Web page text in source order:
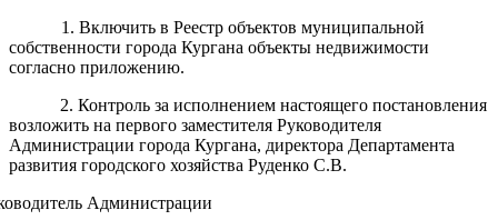
1. Включить в Реестр объектов муниципальной
собственности города Кургана объекты недвижимости
согласно приложению.
2. Контроль за исполнением настоящего постановления
возложить на первого заместителя Руководителя
Администрации города Кургана, директора Департамента
развития городского хозяйства Руденко С.В.
Администрации